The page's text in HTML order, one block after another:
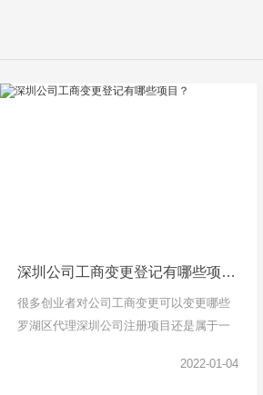
深圳公司工商变更登记有哪些项目？
很多创业者对公司工商变更可以变更哪些
罗湖区代理深圳公司注册项目还是属于一
2022-01-04